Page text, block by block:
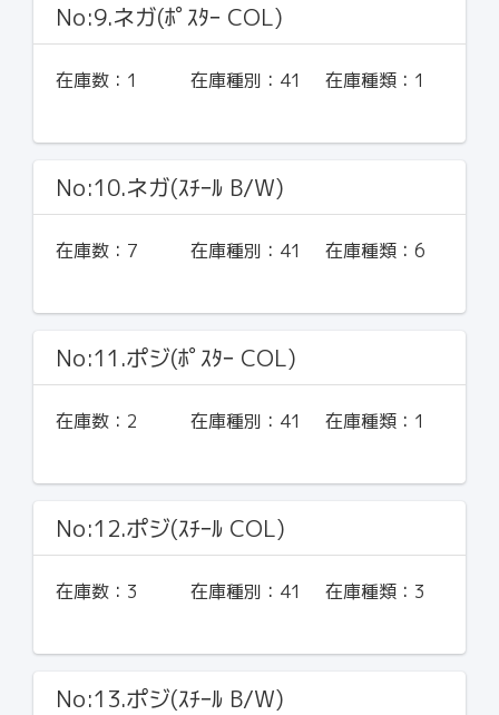
No:9.ネガ(ﾎﾟｽﾀｰ COL)
在庫数： 1 在庫種別： 41 在庫種類： 1
No:10.ネガ(ｽﾁｰﾙ B/W)
在庫数： 7 在庫種別： 41 在庫種類： 6
No:11.ポジ(ﾎﾟｽﾀｰ COL)
在庫数： 2 在庫種別： 41 在庫種類： 1
No:12.ポジ(ｽﾁｰﾙ COL)
在庫数： 3 在庫種別： 41 在庫種類： 3
No:13.ポジ(ｽﾁｰﾙ B/W)